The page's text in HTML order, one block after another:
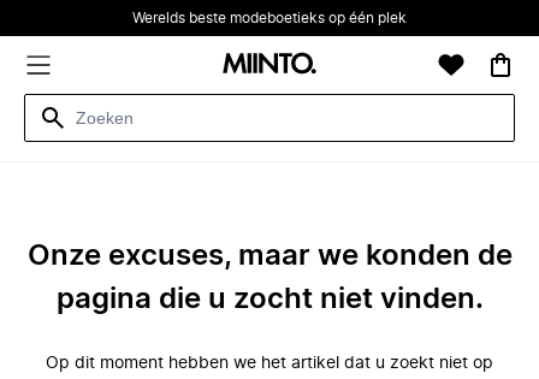
Werelds beste modeboetieks op één plek
Onze excuses, maar we konden de
pagina die u zocht niet vinden.
Op dit moment hebben we het artikel dat u zoekt niet op